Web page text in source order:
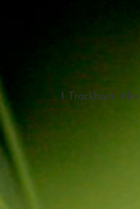
1 Trackback